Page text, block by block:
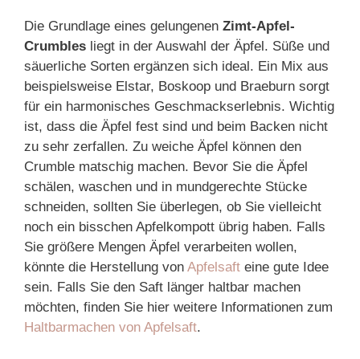
Die Grundlage eines gelungenen Zimt-Apfel-
Crumbles liegt in der Auswahl der Äpfel. Süße und
säuerliche Sorten ergänzen sich ideal. Ein Mix aus
beispielsweise Elstar, Boskoop und Braeburn sorgt
für ein harmonisches Geschmackserlebnis. Wichtig
ist, dass die Äpfel fest sind und beim Backen nicht
zu sehr zerfallen. Zu weiche Äpfel können den
Crumble matschig machen. Bevor Sie die Äpfel
schälen, waschen und in mundgerechte Stücke
schneiden, sollten Sie überlegen, ob Sie vielleicht
noch ein bisschen Apfelkompott übrig haben. Falls
Sie größere Mengen Äpfel verarbeiten wollen,
könnte die Herstellung von Apfelsaft eine gute Idee
sein. Falls Sie den Saft länger haltbar machen
möchten, finden Sie hier weitere Informationen zum
Haltbarmachen von Apfelsaft.